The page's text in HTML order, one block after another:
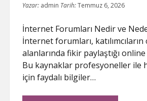
Yazar: admin Tarih:Temmuz 6, 2026
İnternet Forumları Nedir ve
İnternet forumları,
alanlarında fikir paylaştığı
Bu kaynaklar profesyoneller ile
için faydalı bilgiler…